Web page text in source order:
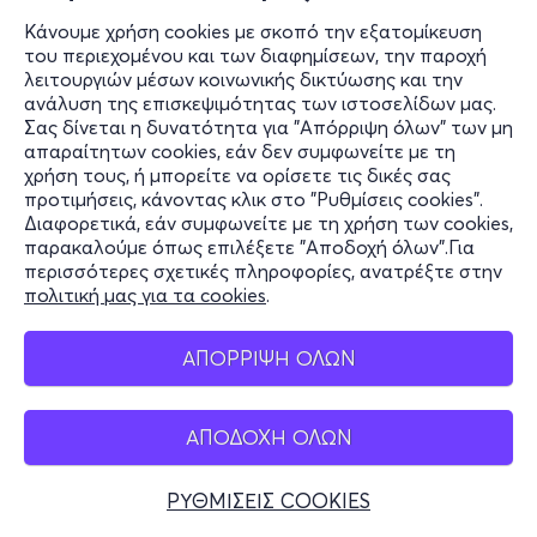
Κάνουμε χρήση cookies με σκοπό την εξατομίκευση
του περιεχομένου και των διαφημίσεων, την παροχή
λειτουργιών μέσων κοινωνικής δικτύωσης και την
ανάλυση της επισκεψιμότητας των ιστοσελίδων μας.
Σας δίνεται η δυνατότητα για "Απόρριψη όλων" των μη
απαραίτητων cookies, εάν δεν συμφωνείτε με τη
χρήση τους, ή μπορείτε να ορίσετε τις δικές σας
προτιμήσεις, κάνοντας κλικ στο "Ρυθμίσεις cookies".
Διαφορετικά, εάν συμφωνείτε με τη χρήση των cookies,
παρακαλούμε όπως επιλέξετε "Αποδοχή όλων".Για
περισσότερες σχετικές πληροφορίες, ανατρέξτε στην
πολιτική μας για τα cookies.
ΑΠΟΡΡΙΨΗ ΟΛΩΝ
ΑΠΟΔΟΧΗ ΟΛΩΝ
ΡΥΘΜΙΣΕΙΣ COOKIES
Τετ, 18/11
21:30
ΤΖΟΝΙ ΜΠΛΕ 2ος Χρόνος
Λεωφόρος Κηφισίας 14
Θέατρο Άνεσις - Αμπελόκηποι, Αττική
από 16€
Εισιτήρια
Πεμ, 19/11
21:00
ΤΖΟΝΙ ΜΠΛΕ 2ος Χρόνος
Λεωφόρος Κηφισίας 14